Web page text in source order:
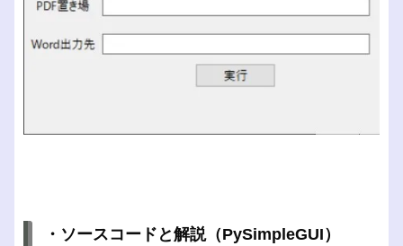
・ソースコードと解説（PySimpleGUI）